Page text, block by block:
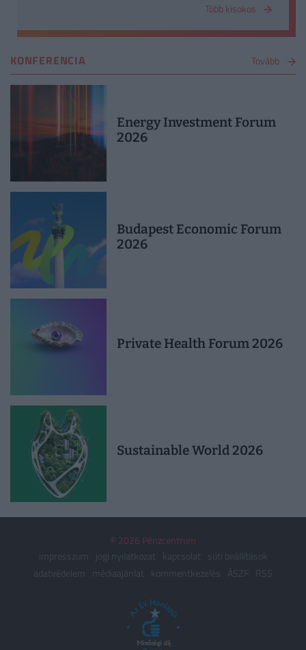
Több kisokos
KONFERENCIA Tovább
Energy Investment Forum
2026
Budapest Economic Forum
2026
Private Health Forum 2026
Sustainable World 2026
© 2026 Pénzcentrum
impresszum
jogi nyilatkozat kapcsolat
süti beállítások
adatvédelem
médiaajánlat kommentkezelés ÁSZF RSS